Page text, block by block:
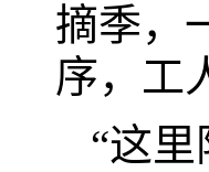
摘季，
序，工
“这